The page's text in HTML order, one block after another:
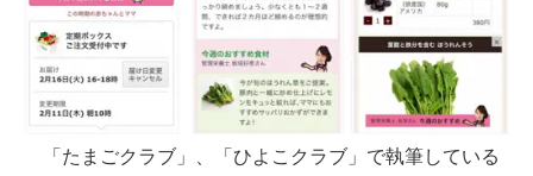
「たまごクラブ」、「ひよこクラブ」で執筆している